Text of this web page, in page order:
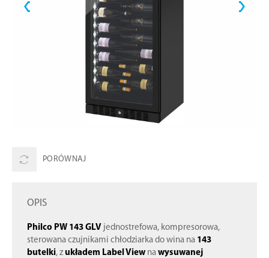
PORÓWNAJ
OPIS
Philco PW 143 GLV jednostrefowa, kompresorowa,
sterowana czujnikami chłodziarka do wina na 143
butelki, z układem Label View na wysuwanej